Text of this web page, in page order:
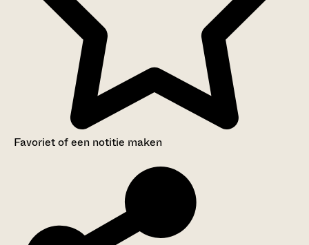
Favoriet of een notitie maken